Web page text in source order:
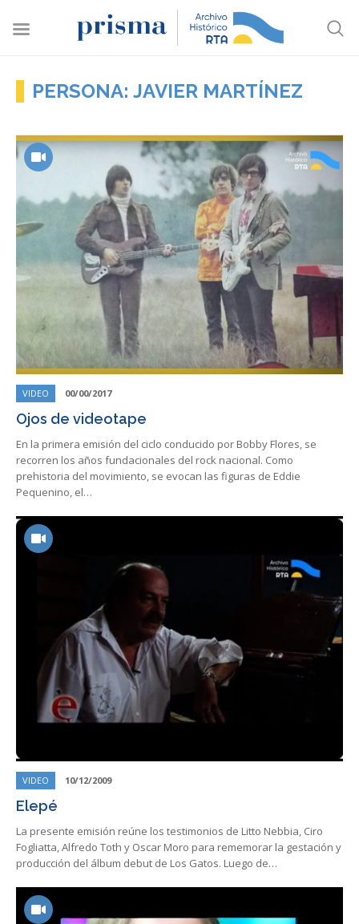
PERSONA: JAVIER MARTÍNEZ
VIDEO 00/00/2017
Ojos de videotape
En la primera emisión del ciclo conducido por Bobby Flores, se
recorren los años fundacionales del rock nacional. Como
prehistoria del movimiento, se evocan las figuras de Eddie
Pequenino, el…
VIDEO 10/12/2009
Elepé
La presente emisión reúne los testimonios de Litto Nebbia, Ciro
Fogliatta, Alfredo Toth y Oscar Moro para rememorar la gestación y
producción del álbum debut de Los Gatos. Luego de…